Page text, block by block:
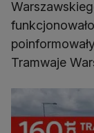
Tramwaje